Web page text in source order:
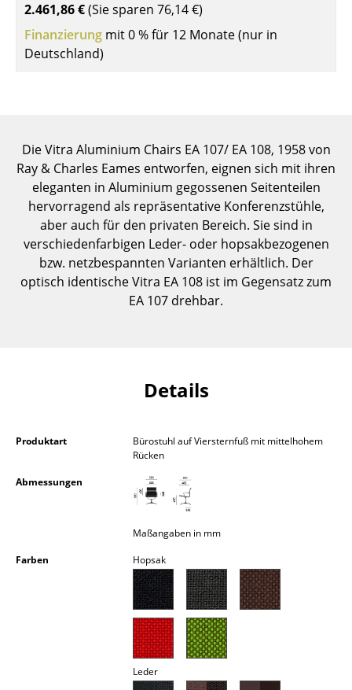
Bücherregale
Wandregale
Beistell- & Rollcontainer
Barmöbel
Garderoben
Kleinaufbewahrung
Einzelteile
... alle Aufbewahrungsmöbel
Schreibtischleuchten
Outdoor-Leuchten
2.461,86 €(Sie sparen 76,14 €)
Finanzierung mit 0 % für 12 Monate (nur in
Deutschland)
Die Vitra Aluminium Chairs EA 107/ EA 108, 1958 von
Ray & Charles Eames entworfen, eignen sich mit ihren
eleganten in Aluminium gegossenen Seitenteilen
hervorragend als repräsentative Konferenzstühle,
aber auch für den privaten Bereich. Sie sind in
verschiedenfarbigen Leder- oder hopsakbezogenen
bzw. netzbespannten Varianten erhältlich. Der
optisch identische Vitra EA 108 ist im Gegensatz zum
EA 107 drehbar.
Details
Produktart
Bürostuhl auf Viersternfuß mit mittelhohem
Rücken
Abmessungen
Maßangaben in mm
Farben Hopsak
Leder